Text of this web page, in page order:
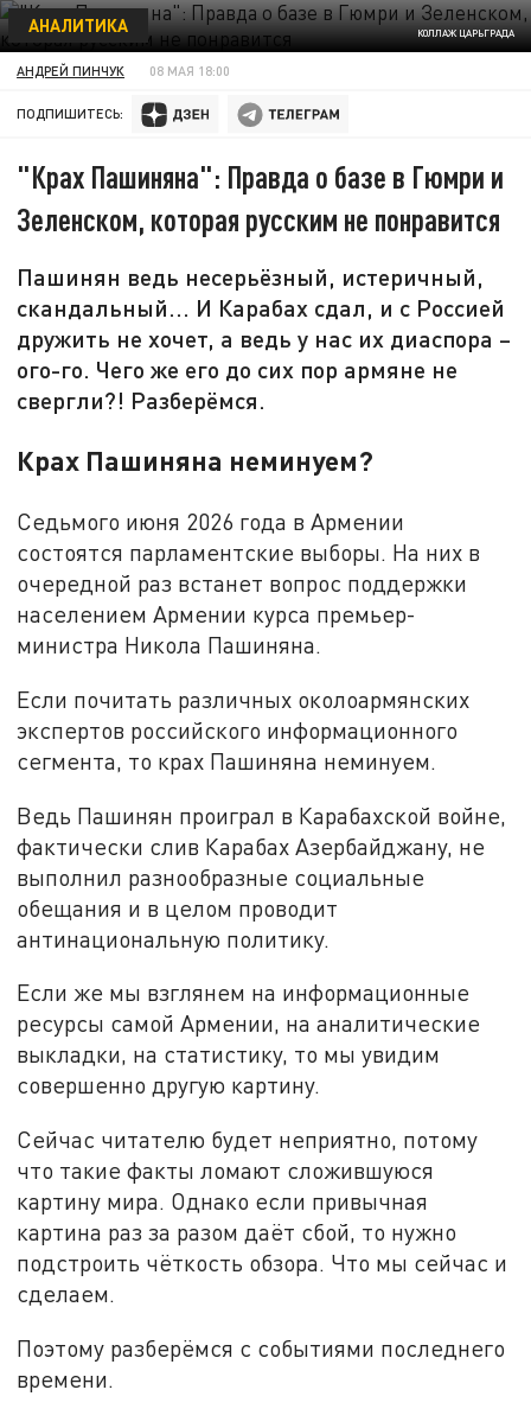
КОЛЛАЖ ЦАРЬГРАДА
АНАЛИТИКА
АНДРЕЙ ПИНЧУК 08 МАЯ 18:00
ПОДПИШИТЕСЬ:
"Крах Пашиняна": Правда о базе в Гюмри и
Зеленском, которая русским не понравится
Пашинян ведь несерьёзный, истеричный,
скандальный... И Карабах сдал, и с Россией
дружить не хочет, а ведь у нас их диаспора –
ого-го. Чего же его до сих пор армяне не
свергли?! Разберёмся.
Крах Пашиняна неминуем?
Седьмого июня 2026 года в Армении
состоятся парламентские выборы. На них в
очередной раз встанет вопрос поддержки
населением Армении курса премьер-
министра Никола Пашиняна.
Если почитать различных околоармянских
экспертов российского информационного
сегмента, то крах Пашиняна неминуем.
Ведь Пашинян проиграл в Карабахской войне,
фактически слив Карабах Азербайджану, не
выполнил разнообразные социальные
обещания и в целом проводит
антинациональную политику.
Если же мы взглянем на информационные
ресурсы самой Армении, на аналитические
выкладки, на статистику, то мы увидим
совершенно другую картину.
Сейчас читателю будет неприятно, потому
что такие факты ломают сложившуюся
картину мира. Однако если привычная
картина раз за разом даёт сбой, то нужно
подстроить чёткость обзора. Что мы сейчас и
сделаем.
Поэтому разберёмся с событиями последнего
времени.